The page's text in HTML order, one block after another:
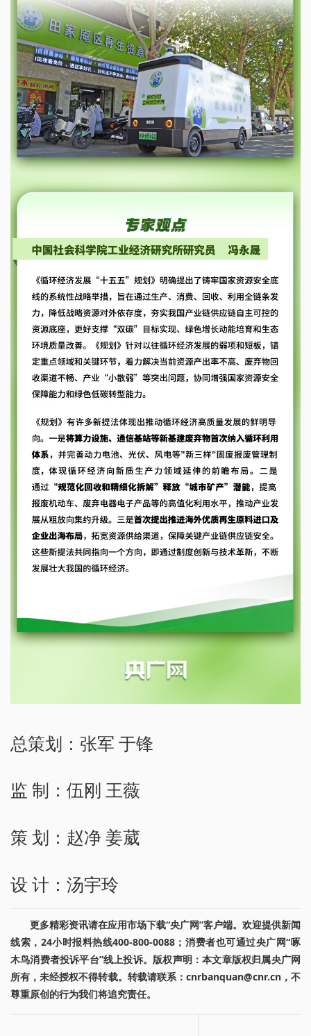
总策划：张军 于锋
监 制：伍刚 王薇
策 划：赵净 姜葳
设 计：汤宇玲
更多精彩资讯请在应用市场下载“央广网”客户端。欢迎提供新闻
线索，24小时报料热线400-800-0088；消费者也可通过央广网“啄
木鸟消费者投诉平台”线上投诉。版权声明：本文章版权归属央广网
所有，未经授权不得转载。转载请联系：cnrbanquan@cnr.cn，不
尊重原创的行为我们将追究责任。